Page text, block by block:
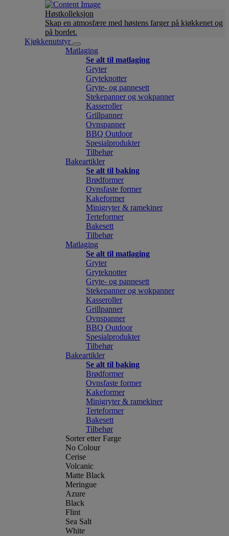
Høstkolleksjon
Skap en atmosfære med høstens farger på kjøkkenet og
på bordet.
Kjøkkenutstyr
Matlaging
Se alt til matlaging
Gryter
Gryteknotter
Gryte- og pannesett
Stekepanner og wokpanner
Kasseroller
Grillpanner
Ovnspanner
BBQ Outdoor
Spesialprodukter
Tilbehør
Bakeartikler
Se alt til baking
Brødformer
Ovnsfaste former
Kakeformer
Minigryter & ramekiner
Terteformer
Bakesett
Tilbehør
Matlaging
Se alt til matlaging
Gryter
Gryteknotter
Gryte- og pannesett
Stekepanner og wokpanner
Kasseroller
Grillpanner
Ovnspanner
BBQ Outdoor
Spesialprodukter
Tilbehør
Bakeartikler
Se alt til baking
Brødformer
Ovnsfaste former
Kakeformer
Minigryter & ramekiner
Terteformer
Bakesett
Tilbehør
Sorter etter Farge
No Colour
Cerise
Volcanic
Matte Black
Meringue
Azure
Black
Flint
Sea Salt
White